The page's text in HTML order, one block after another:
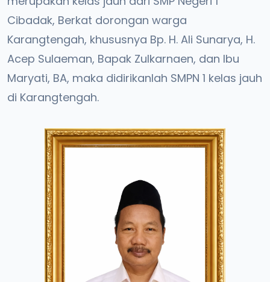
Cibadak, Berkat dorongan warga
Karangtengah, khususnya Bp. H. Ali Sunarya, H.
Acep Sulaeman, Bapak Zulkarnaen, dan Ibu
Maryati, BA, maka didirikanlah SMPN 1 kelas jauh
di Karangtengah.